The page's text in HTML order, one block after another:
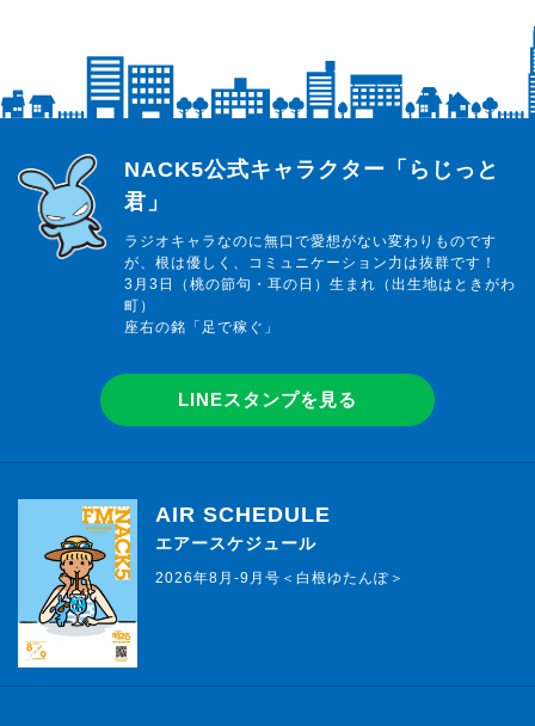
らじっと君
NACK5公式キャラクター「らじっと
君」
ラジオキャラなのに無口で愛想がない変わりものです
が、根は優しく、コミュニケーション力は抜群です！
3月3日（桃の節句・耳の日）生まれ（出生地はときがわ
町）
座右の銘「足で稼ぐ」
LINEスタンプを見る
AIR SCHEDULE
エアースケジュール
2026年8月-9月号＜白根ゆたんぽ＞